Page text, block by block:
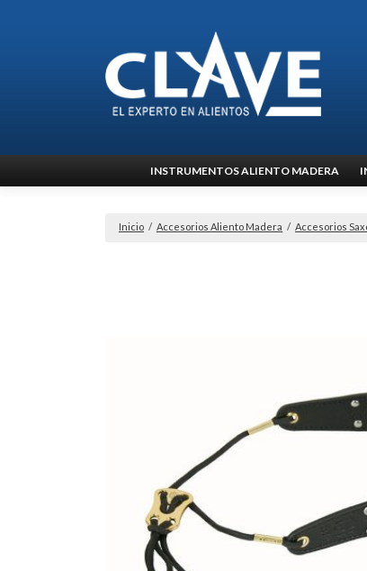
al
INSTRUMENTOS ALIENTO MADERA
Inicio / Accesorios Aliento Madera / Accesorios